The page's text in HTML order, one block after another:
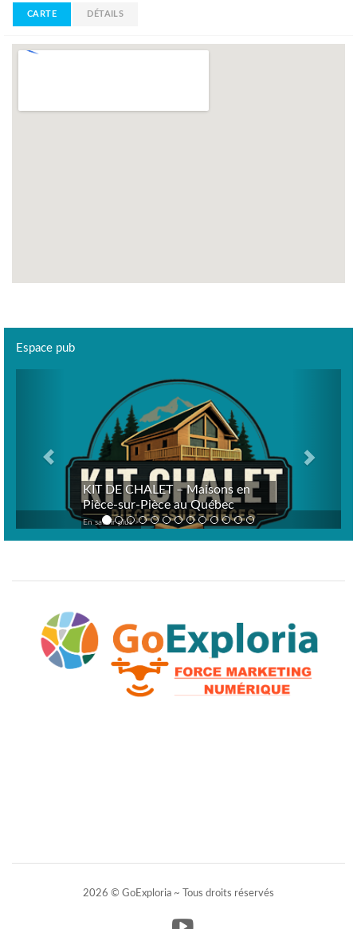
CARTE DÉTAILS
Espace pub
KIT DE CHALET – Maisons en
Pièce-sur-Pièce au Québec
En savoir plus >
2026 © GoExploria ~ Tous droits réservés